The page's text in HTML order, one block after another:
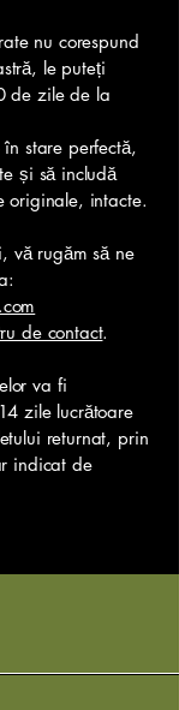
nu corespund
le puteți
de zile de la
în stare perfectă,
și să includă
originale, intacte.
vă rugăm să ne
de contact.
va fi
zile lucrătoare
returnat, prin
indicat de